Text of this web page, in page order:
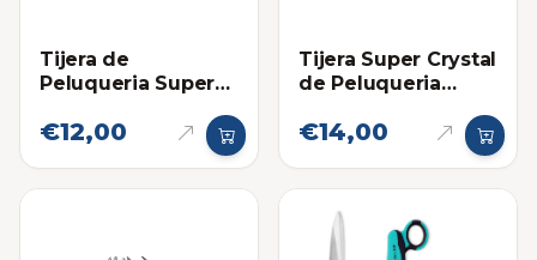
Tijera de
Peluqueria Super
Pulgadas
€12,00
Tijera Super Crystal
de Peluqueria
€14,00